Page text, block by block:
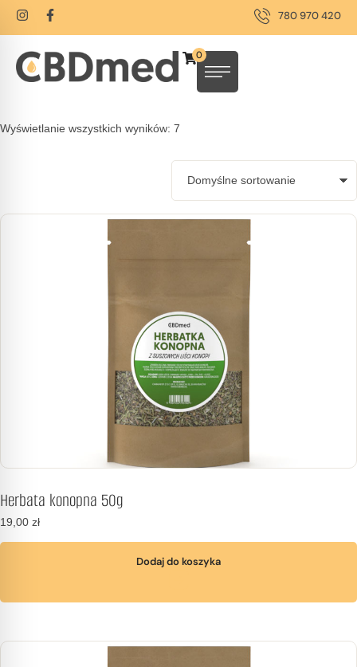
780 970 420
0
Wyświetlanie wszystkich wyników: 7
Herbata konopna 50g
19,00 zł
Dodaj do koszyka